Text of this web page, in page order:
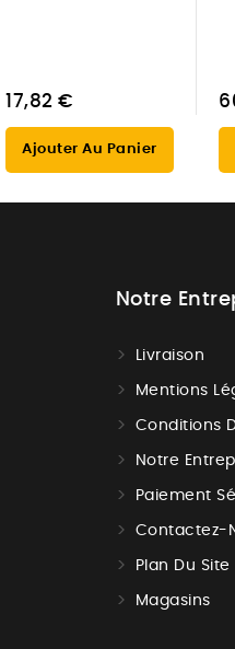
17,82 €
Ajouter Au Panier
Notre
Livraison
Mentions
Conditions
Notre
Paiement
Contactez-
Plan Du Site
Magasins